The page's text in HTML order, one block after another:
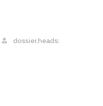
dossier.heads: